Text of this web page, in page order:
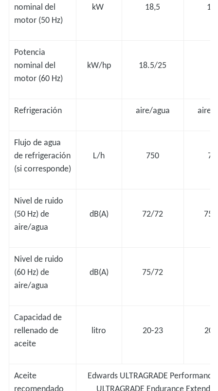
nominal del
motor (50 Hz)
kW 18,5
Potencia
nominal del
motor (60 Hz)
kW/hp 18.5/25
Refrigeración aire/agua aire/
Flujo de agua
de refrigeración
(si corresponde)
L/h 750
Nivel de ruido
(50 Hz) de
aire/agua
dB(A) 72/72 75/
Nivel de ruido
(60 Hz) de
aire/agua
dB(A) 75/72
Capacidad de
rellenado de
aceite
litro 20-23 20-
Aceite
recomendado
Edwards ULTRAGRADE
ULTRAGRADE Endurance Extend